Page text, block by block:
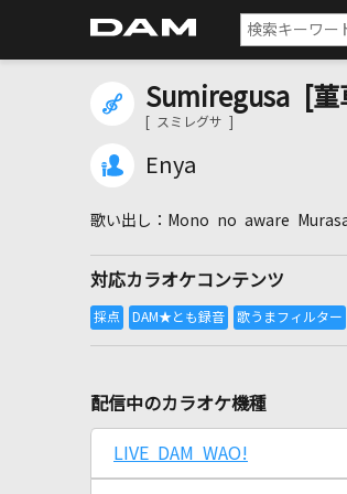
Sumiregusa [菫
[ スミレグサ ]
Enya
Mono no aware
対応カラオケコンテンツ
配信中のカラオケ機種
LIVE DAM WAO!